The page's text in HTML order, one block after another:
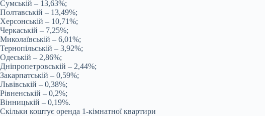
Сумській – 13,63%;
Полтавській – 13,49%;
Херсонській – 10,71%;
Черкаській – 7,25%;
Миколаївській – 6,01%;
Тернопільській – 3,92%;
Одеській – 2,86%;
Дніпропетровській – 2,44%;
Закарпатській – 0,59%;
Львівській – 0,38%;
Рівненській – 0,2%;
Вінницькій – 0,19%.
Скільки коштує оренда 1-кімнатної квартири